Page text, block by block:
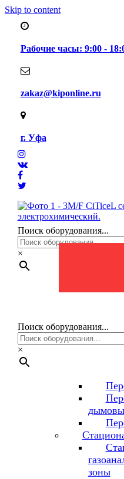
Skip to content
Рабочие часы: 9:00 -
zakaz@kiponline.ru
г. Уфа
Поиск оборудования...
×
Поиск оборудования...
×
зоны